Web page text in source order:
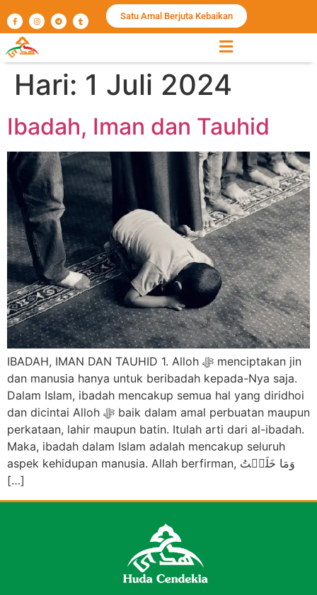
Satu Amal Berjuta Kebaikan
Hari: 1 Juli 2024
Ibadah, Iman dan Tauhid
IBADAH, IMAN DAN TAUHID 1. Alloh ﷻ menciptakan jin
dan manusia hanya untuk beribadah kepada-Nya saja.
Dalam Islam, ibadah mencakup semua hal yang diridhoi
dan dicintai Alloh ﷻ baik dalam amal perbuatan maupun
perkataan, lahir maupun batin. Itulah arti dari al-ibadah.
Maka, ibadah dalam Islam adalah mencakup seluruh
aspek kehidupan manusia. Allah berfirman, وَمَا خَلَقۡتُ
[…]